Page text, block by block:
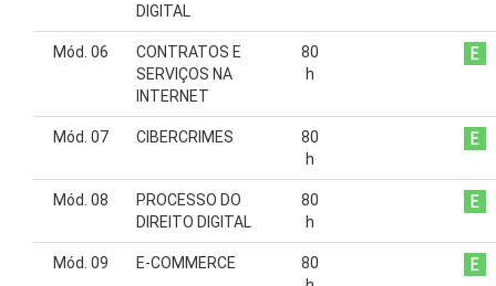
DIGITAL
Mód. 06
CONTRATOS E
SERVIÇOS NA
INTERNET
80
h
Mód. 07 CIBERCRIMES
80
h
Mód. 08
PROCESSO DO
DIREITO DIGITAL
80
h
Mód. 09 E-COMMERCE
80